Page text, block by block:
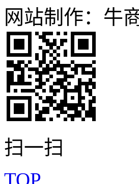
网站制作：牛
扫一扫